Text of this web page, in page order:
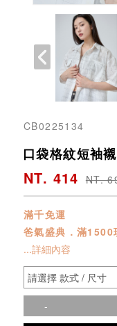
CB0225134
口袋格紋短袖
NT. 414 NT.
滿千免運
爸氣盛典．滿
...詳細內容
-